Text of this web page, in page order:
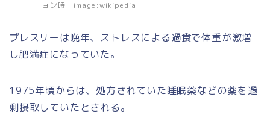
ョン時 image:wikipedia
プレスリーは晩年、ストレスによる過食で体重が激増
し肥満症になっていた。
1975年頃からは、処方されていた睡眠薬などの薬を過
剰摂取していたとされる。